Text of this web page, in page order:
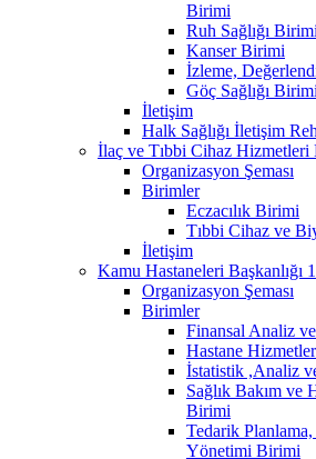
Birimi
Ruh Sağlığı Birimi
Kanser Birimi
İzleme,
Göç Sağlığı Birimi
İletişim
Halk Sağlığı İletişim
İlaç ve Tıbbi Cihaz Hizmetleri
Organizasyon Şeması
Birimler
Eczacılık Birimi
Tıbbi Cihaz ve
İletişim
Kamu Hastaneleri Başkanlığı 1
Organizasyon Şeması
Birimler
Finansal Analiz
Hastane
İstatistik ,Analiz
Sağlık Bakım ve
Birimi
Tedarik
Yönetimi Birimi